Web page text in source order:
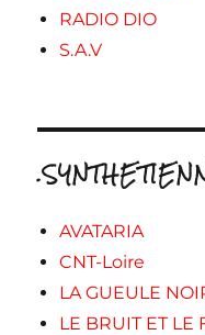
RADIO DIO
S.A.V
AVATARIA
CNT-Loire
LA GUEULE
LE BRUIT ET LE